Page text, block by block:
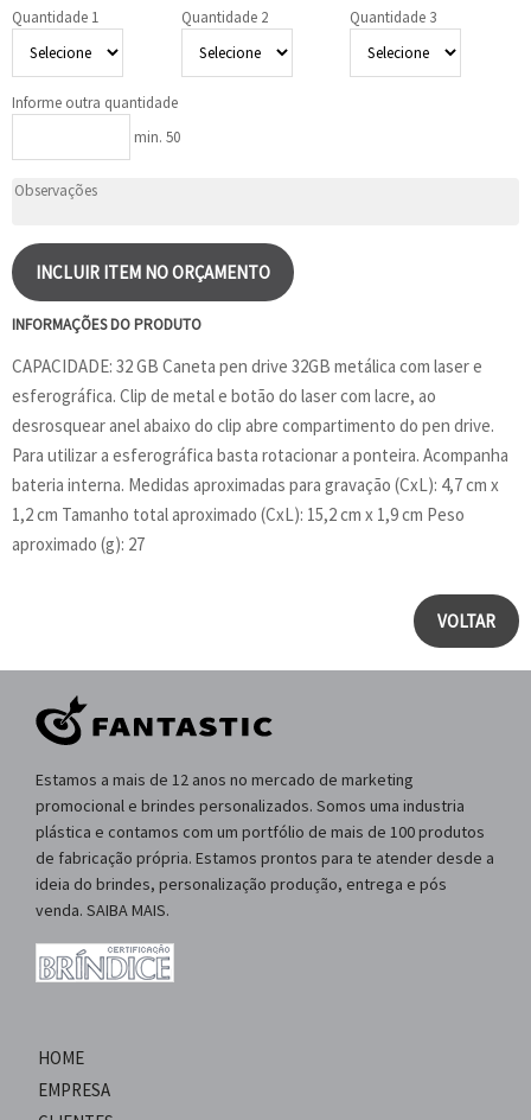
Quantidade 1 Quantidade 2 Quantidade 3
Informe outra quantidade
min. 50
INCLUIR ITEM NO ORÇAMENTO
INFORMAÇÕES DO PRODUTO
CAPACIDADE: 32 GB Caneta pen drive 32GB metálica com laser e
esferográfica. Clip de metal e botão do laser com lacre, ao
desrosquear anel abaixo do clip abre compartimento do pen drive.
Para utilizar a esferográfica basta rotacionar a ponteira. Acompanha
bateria interna. Medidas aproximadas para gravação (CxL): 4,7 cm x
1,2 cm Tamanho total aproximado (CxL): 15,2 cm x 1,9 cm Peso
aproximado (g): 27
VOLTAR
Estamos a mais de 12 anos no mercado de marketing
promocional e brindes personalizados. Somos uma industria
plástica e contamos com um portfólio de mais de 100 produtos
de fabricação própria. Estamos prontos para te atender desde a
ideia do brindes, personalização produção, entrega e pós
venda. SAIBA MAIS.
HOME
EMPRESA